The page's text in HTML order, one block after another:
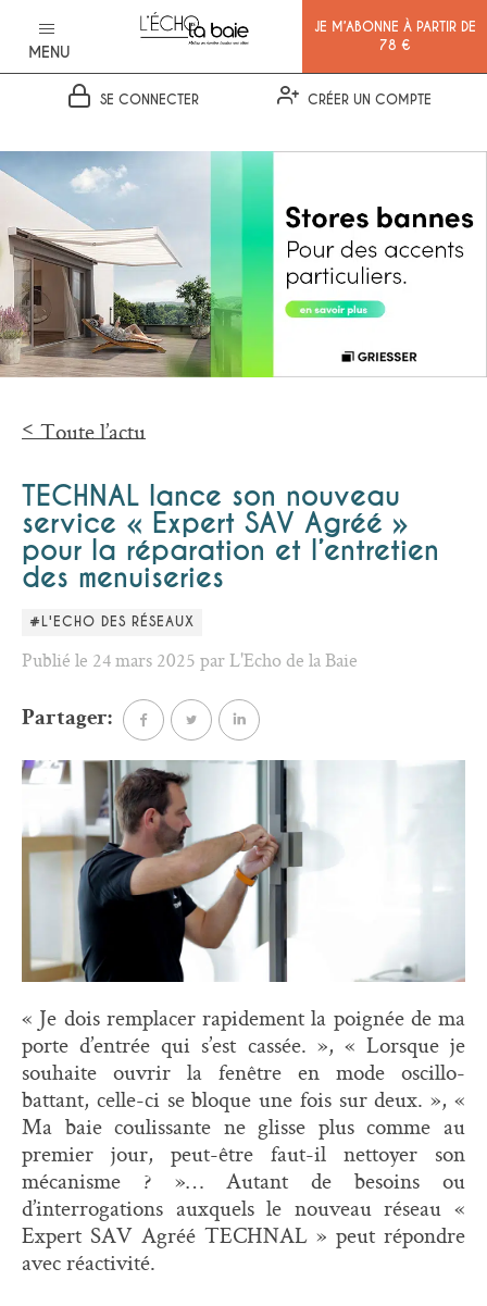
MENU
JE M’ABONNE À PARTIR DE
78 €
SE CONNECTER CRÉER UN COMPTE
Toute l’actu
TECHNAL lance son nouveau
service « Expert SAV Agréé »
pour la réparation et l’entretien
des menuiseries
#L'ECHO DES RÉSEAUX
Publié le 24 mars 2025 par L'Echo de la Baie
Partager:
« Je dois remplacer rapidement la poignée de ma
porte d’entrée qui s’est cassée. », « Lorsque je
souhaite ouvrir la fenêtre en mode oscillo-
battant, celle-ci se bloque une fois sur deux. », «
Ma baie coulissante ne glisse plus comme au
premier jour, peut-être faut-il nettoyer son
mécanisme ? »… Autant de besoins ou
d’interrogations auxquels le nouveau réseau «
Expert SAV Agréé TECHNAL » peut répondre
avec réactivité.